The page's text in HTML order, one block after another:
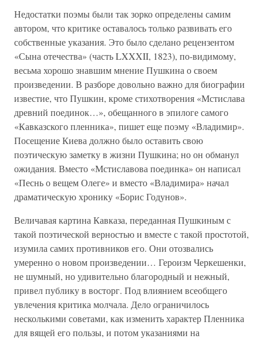
Недостатки поэмы были так зорко определены самим
автором, что критике оставалось только развивать его
собственные указания. Это было сделано рецензентом
«Сына отечества» (часть LXXXII, 1823), по-видимому,
весьма хорошо знавшим мнение Пушкина о своем
произведении. В разборе довольно важно для биографии
известие, что Пушкин, кроме стихотворения «Мстислава
древний поединок…», обещанного в эпилоге самого
«Кавказского пленника», пишет еще поэму «Владимир».
Посещение Киева должно было оставить свою
поэтическую заметку в жизни Пушкина; но он обманул
ожидания. Вместо «Мстиславова поединка» он написал
«Песнь о вещем Олеге» и вместо «Владимира» начал
драматическую хронику «Борис Годунов».
Величавая картина Кавказа, переданная Пушкиным с
такой поэтической верностью и вместе с такой простотой,
изумила самих противников его. Они отозвались
умеренно о новом произведении… Героизм Черкешенки,
не шумный, но удивительно благородный и нежный,
привел публику в восторг. Под влиянием всеобщего
увлечения критика молчала. Дело ограничилось
несколькими советами, как изменить характер Пленника
для вящей его пользы, и потом указаниями на